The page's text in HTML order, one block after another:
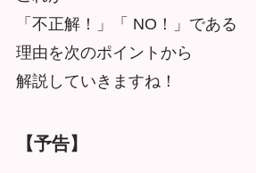
「不正解！」「 NO！」である
理由を次のポイントから
解説していきますね！
【予告】